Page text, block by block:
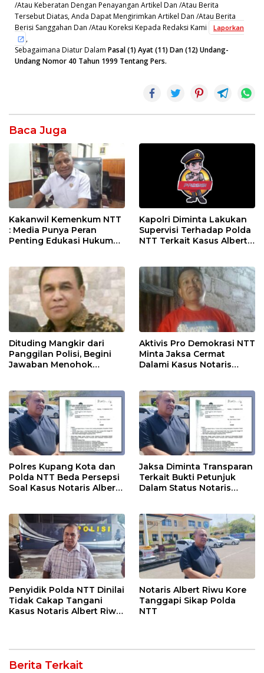
/Atau Keberatan Dengan Penayangan Artikel Dan /Atau Berita
Tersebut Diatas, Anda Dapat Mengirimkan Artikel Dan /Atau Berita
Berisi Sanggahan Dan /Atau Koreksi Kepada Redaksi Kami
Laporkan
,
Sebagaimana Diatur Dalam Pasal (1) Ayat (11) Dan (12) Undang-
Undang Nomor 40 Tahun 1999 Tentang Pers.
Baca Juga
Kakanwil Kemenkum NTT
: Media Punya Peran
Penting Edukasi Hukum
Kapolri Diminta Lakukan
Supervisi Terhadap Polda
NTT Terkait Kasus Albert
Dituding Mangkir dari
Panggilan Polisi, Begini
Jawaban Menohok
Aktivis Pro Demokrasi NTT
Minta Jaksa Cermat
Dalami Kasus Notaris
Polres Kupang Kota dan
Polda NTT Beda Persepsi
Soal Kasus Notaris Albert
Jaksa Diminta Transparan
Terkait Bukti Petunjuk
Dalam Status Notaris
Penyidik Polda NTT Dinilai
Tidak Cakap Tangani
Kasus Notaris Albert Riwu
Notaris Albert Riwu Kore
Tanggapi Sikap Polda
NTT
Berita Terkait